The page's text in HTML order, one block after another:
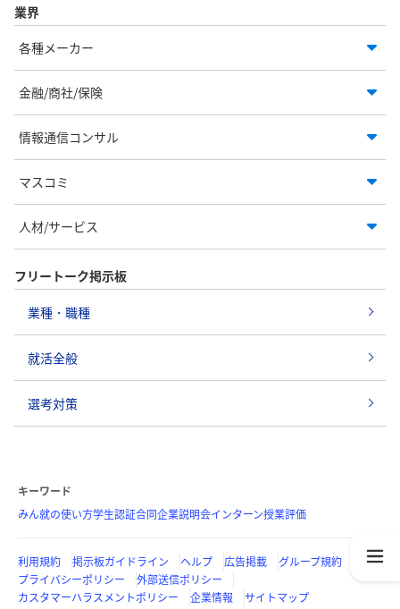
業界
各種メーカー
金融/商社/保険
情報通信コンサル
マスコミ
人材/サービス
フリートーク掲示板
業種・職種
就活全般
選考対策
キーワード
みん就の使い方学生認証合同企業説明会インターン授業評価
利用規約 掲示板ガイドライン ヘルプ 広告掲載
グループ規約
プライバシーポリシー
外部送信ポリシー
カスタマーハラスメントポリシー
企業情報 サイトマップ